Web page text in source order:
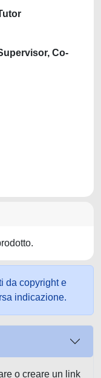
Co-
da copyright e
indicazione.
o creare un link